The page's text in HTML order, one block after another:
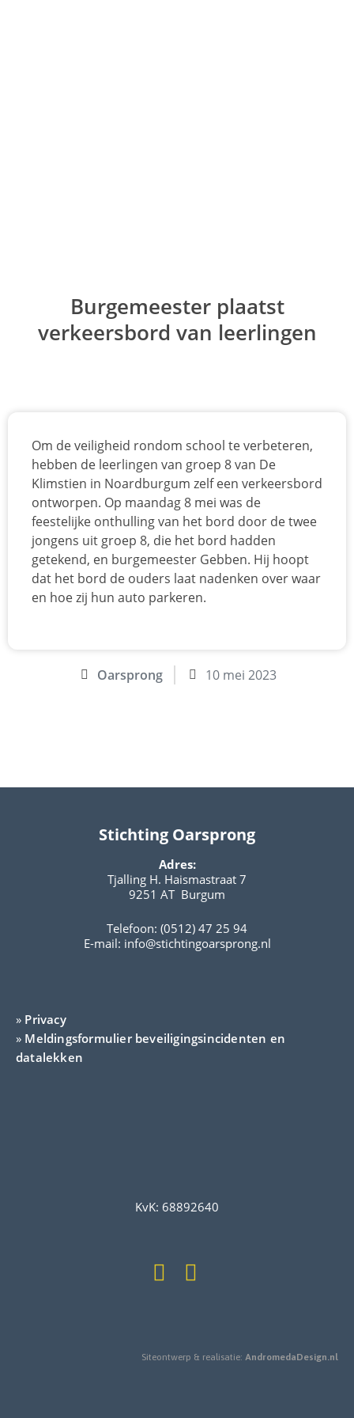
Burgemeester plaatst
verkeersbord van leerlingen
Om de veiligheid rondom school te verbeteren,
hebben de leerlingen van groep 8 van De
Klimstien in Noardburgum zelf een verkeersbord
ontworpen. Op maandag 8 mei was de
feestelijke onthulling van het bord door de twee
jongens uit groep 8, die het bord hadden
getekend, en burgemeester Gebben. Hij hoopt
dat het bord de ouders laat nadenken over waar
en hoe zij hun auto parkeren.
Oarsprong 10 mei 2023
Stichting Oarsprong
Adres:
Tjalling H. Haismastraat 7
9251 AT Burgum
Telefoon: (0512) 47 25 94
E-mail: info@stichtingoarsprong.nl
» Privacy
» Meldingsformulier beveiligingsincidenten en
datalekken
KvK: 68892640
Siteontwerp & realisatie: AndromedaDesign.nl